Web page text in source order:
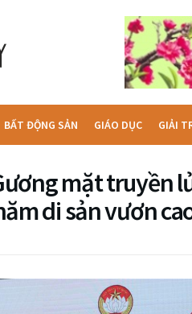
BẤT ĐỘNG SẢN GIÁO DỤC GIẢI
mặt truyền
di sản vươn